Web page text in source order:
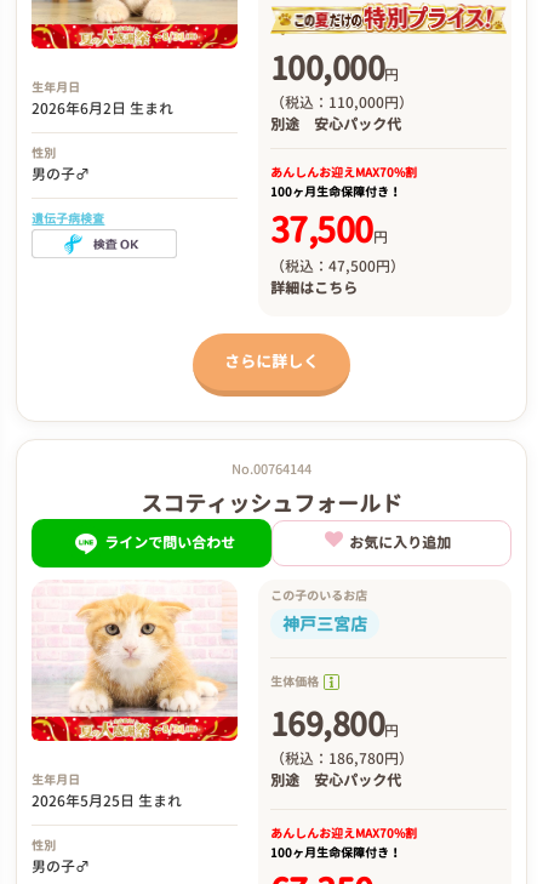
生年月日
2026年6月2日 生まれ
性別
男の子♂
遺伝子病検査
100,000円
（税込：110,000円）
別途 安心パック代
あんしんお迎えMAX70%割
100ヶ月生命保障付き！
37,500円
（税込：47,500円）
詳細はこちら
さらに詳しく
No.00764144
スコティッシュフォールド
ラインで問い合わせ お気に入り追加
生年月日
2026年5月25日 生まれ
性別
男の子♂
この子のいるお店
神戸三宮店
生体価格
169,800円
（税込：186,780円）
別途 安心パック代
あんしんお迎えMAX70%割
100ヶ月生命保障付き！